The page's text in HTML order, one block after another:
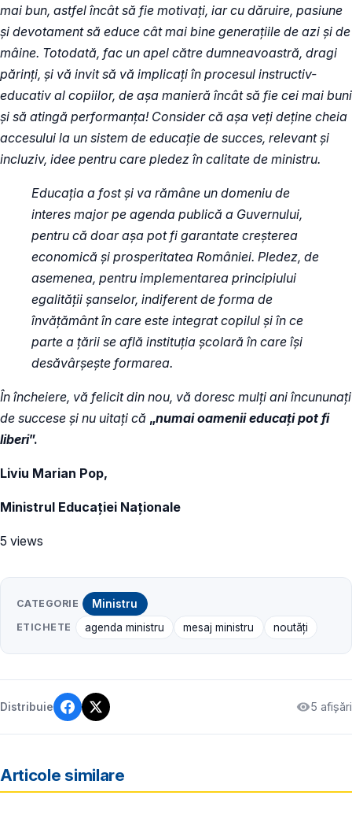
mai bun, astfel încât să fie motivați, iar cu dăruire, pasiune
și devotament să educe cât mai bine generațiile de azi și de
mâine. Totodată, fac un apel către dumneavoastră, dragi
părinți, și vă invit să vă implicați în procesul instructiv-
educativ al copiilor, de așa manieră încât să fie cei mai buni
și să atingă performanța! Consider că așa veți deține cheia
accesului la un sistem de educație de succes, relevant și
incluziv, idee pentru care pledez în calitate de ministru.
Educația a fost și va rămâne un domeniu de
interes major pe agenda publică a Guvernului,
pentru că doar așa pot fi garantate creșterea
economică și prosperitatea României. Pledez, de
asemenea, pentru implementarea principiului
egalității șanselor, indiferent de forma de
învățământ în care este integrat copilul și în ce
parte a țării se află instituția școlară în care își
desăvârșește formarea.
În încheiere, vă felicit din nou, vă doresc mulți ani încununați
de succese și nu uitați că „numai oamenii educați pot fi
liberi”.
Liviu Marian Pop,
Ministrul Educației Naționale
5 views
CATEGORIE Ministru
ETICHETE agenda ministru mesaj ministru noutăți
Distribuie 5 afișări
Articole similare